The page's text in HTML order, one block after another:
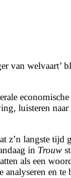
van welvaart’
luisteren
z’n langste tijd
in Trouw
als een
analyseren en te